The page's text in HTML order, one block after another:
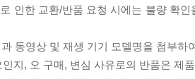
인한 교환/반품 요청 시에는 불량 확
동영상 및 재생 기기 모델명을 첨부하
인지, 오 구매, 변심 사유로의 반품은 제